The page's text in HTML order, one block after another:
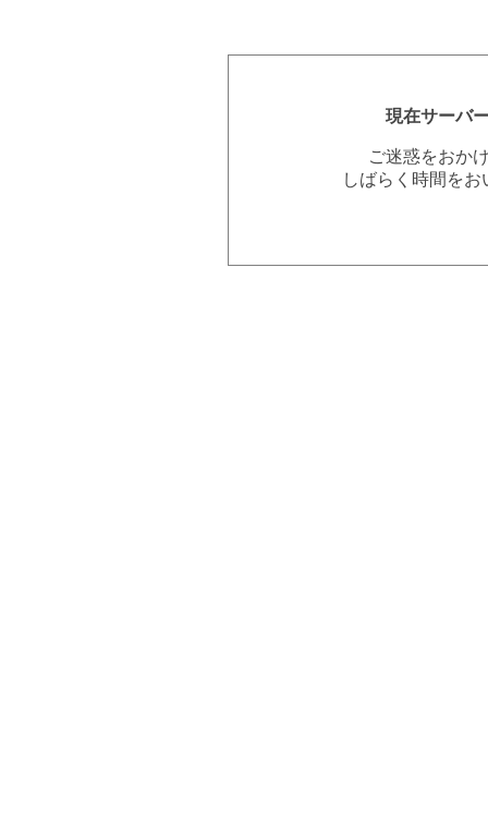
現在サーバ
ご迷惑をおか
しばらく時間を